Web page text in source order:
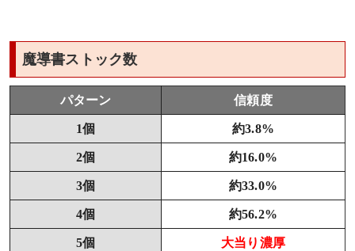
魔導書ストック数
パターン 信頼度
1個 約3.8%
2個 約16.0%
3個 約33.0%
4個 約56.2%
5個 大当り濃厚